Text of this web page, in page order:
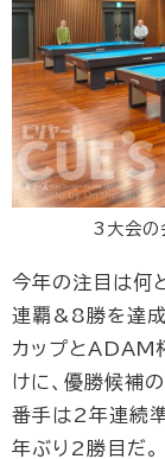
3大会の
今年の注目は何
連覇&8勝を達成
カップとADAM
けに、優勝候補
番手は2年連続
年ぶり2勝目だ。